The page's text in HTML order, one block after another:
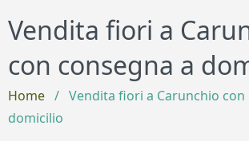
Vendita fiori a
con consegna a
Home / Vendita fiori a Carunchio con
domicilio